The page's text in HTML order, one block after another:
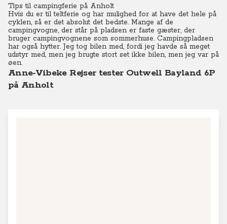
Tips til campingferie på Anholt
Hvis du er til teltferie og har mulighed for at have det hele på
cyklen, så er det absolut det bedste. Mange af de
campingvogne, der står på pladsen er faste gæster, der
bruger campingvognene som sommerhuse. Campingpladsen
har også hytter. Jeg tog bilen med, fordi jeg havde så meget
udstyr med, men jeg brugte stort set ikke bilen, men jeg var på
øen.
Anne-Vibeke Rejser tester Outwell Bayland 6P
på Anholt